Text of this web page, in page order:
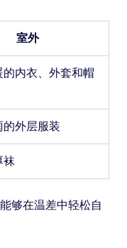
室外
的内衣、外套和帽
的外层服装
袜
够在温差中轻松自